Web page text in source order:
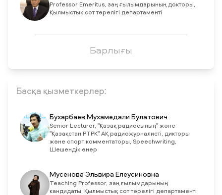
Professor Emeritus, заң ғылымдарының докторы,
Қылмыстық сот төрелігі департаменті
Барлығы
Басқа қызметкерлер:
Бухарбаев Мухамедали Булатович
Senior Lecturer, "Қазақ радиосының" және
"Қазақстан РТРК" АҚ радиожурналисті, дикторы
және спорт комментаторы, Speechwriting,
Шешендік өнер
Мусенова Эльвира Елеусиновна
Teaching Professor, заң ғылымдарының
кандидаты, Қылмыстық сот төрелігі департаменті